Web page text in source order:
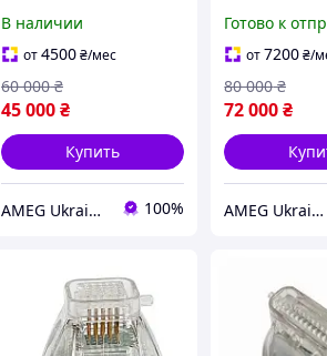
липолазер, Аппарат
для коррекции фигуры
SLIM PROF 8 в 1
В наличии
от4500₴/мес
45 000₴
60 000 ₴
Купить
AMEG Ukraine АМЕГ УКРАИНА 100%
лифтинга Bio
AMEG CRYO,
рф
Готово к
от7200₴/
72 000₴
80 000 ₴
AMEG Ukraine АМЕГ УКРАИНА